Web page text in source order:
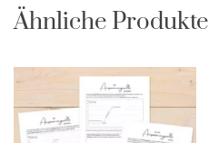
Ähnliche Produkte